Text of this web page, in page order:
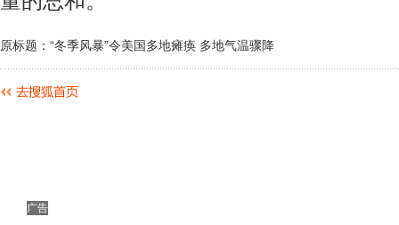
原标题：“冬季风暴”令美国多地瘫痪 多地气温骤降
广告